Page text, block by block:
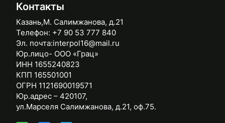
Контакты
Казань,М. Салимжанова, д.21
Телефон: +7 90 53 777 840
Эл. почта:interpol16@mail.ru
Юр.лицо- ООО «Грац»
ИНН 1655240823
КПП 165501001
ОГРН 1121690019571
Юр.адрес – 420107,
ул.Марселя Салимжанова, д.21, оф.75.